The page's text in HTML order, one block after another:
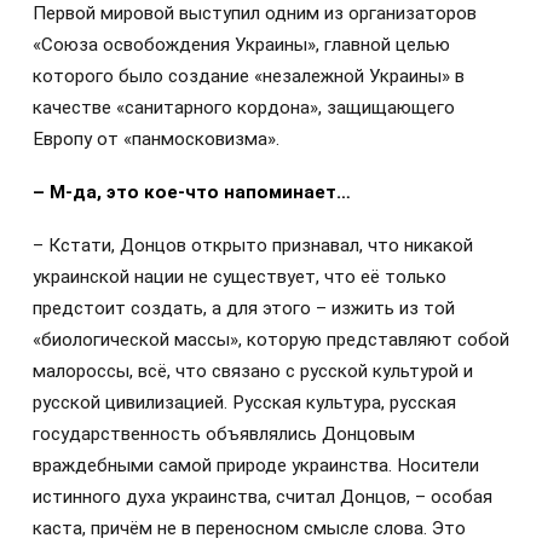
Первой мировой выступил одним из организаторов
«Союза освобождения Украины», главной целью
которого было создание «незалежной Украины» в
качестве «санитарного кордона», защищающего
Европу от «панмосковизма».
– М-да, это кое-что напоминает…
– Кстати, Донцов открыто признавал, что никакой
украинской нации не существует, что её только
предстоит создать, а для этого – изжить из той
«биологической массы», которую представляют собой
малороссы, всё, что связано с русской культурой и
русской цивилизацией. Русская культура, русская
государственность объявлялись Донцовым
враждебными самой природе украинства. Носители
истинного духа украинства, считал Донцов, – особая
каста, причём не в переносном смысле слова. Это